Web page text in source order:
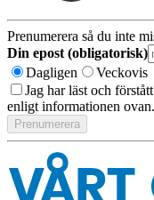
Prenumerera så du inte
Din epost (obligatorisk)
Dagligen
Veckovis
Jag har läst och
enligt informationen ovan.